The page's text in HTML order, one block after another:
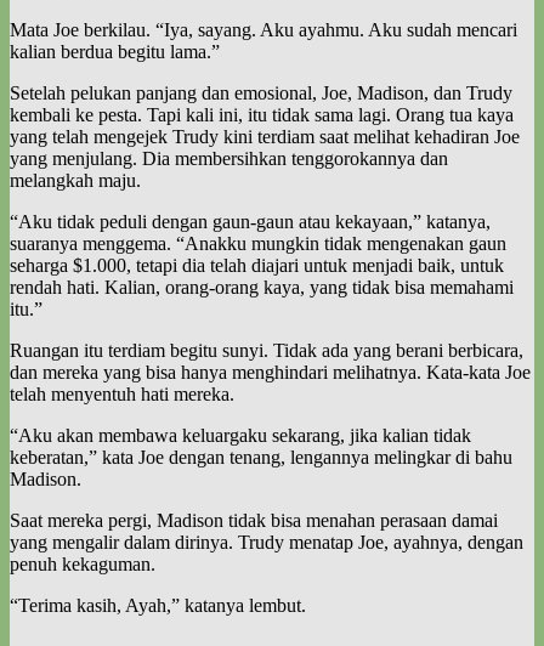
Mata Joe berkilau. “Iya, sayang. Aku ayahmu. Aku sudah mencari
kalian berdua begitu lama.”
Setelah pelukan panjang dan emosional, Joe, Madison, dan Trudy
kembali ke pesta. Tapi kali ini, itu tidak sama lagi. Orang tua kaya
yang telah mengejek Trudy kini terdiam saat melihat kehadiran Joe
yang menjulang. Dia membersihkan tenggorokannya dan
melangkah maju.
“Aku tidak peduli dengan gaun-gaun atau kekayaan,” katanya,
suaranya menggema. “Anakku mungkin tidak mengenakan gaun
seharga $1.000, tetapi dia telah diajari untuk menjadi baik, untuk
rendah hati. Kalian, orang-orang kaya, yang tidak bisa memahami
itu.”
Ruangan itu terdiam begitu sunyi. Tidak ada yang berani berbicara,
dan mereka yang bisa hanya menghindari melihatnya. Kata-kata Joe
telah menyentuh hati mereka.
“Aku akan membawa keluargaku sekarang, jika kalian tidak
keberatan,” kata Joe dengan tenang, lengannya melingkar di bahu
Madison.
Saat mereka pergi, Madison tidak bisa menahan perasaan damai
yang mengalir dalam dirinya. Trudy menatap Joe, ayahnya, dengan
penuh kekaguman.
“Terima kasih, Ayah,” katanya lembut.